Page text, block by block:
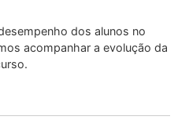
dos alunos no
acompanhar a evolução da